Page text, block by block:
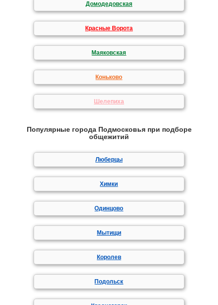
Домодедовская
Красные Ворота
Маяковская
Коньково
Шелепиха
Популярные города Подмосковья при подборе
общежитий
Люберцы
Химки
Одинцово
Мытищи
Королев
Подольск